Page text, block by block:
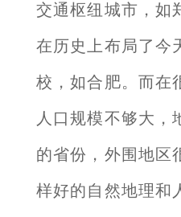
交通枢纽城市，如
在历史上布局了今
校，如合肥。而在
人口规模不够大，
的省份，外围地区
样好的自然地理和